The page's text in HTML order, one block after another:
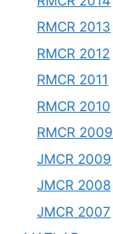
RMCR 2013
RMCR 2012
RMCR 2011
RMCR 2010
RMCR 2009
JMCR 2009
JMCR 2008
JMCR 2007